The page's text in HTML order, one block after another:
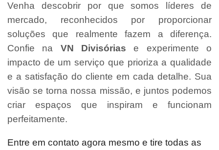
Venha descobrir por que somos líderes de
mercado, reconhecidos por proporcionar
soluções que realmente fazem a diferença.
Confie na VN Divisórias e experimente o
impacto de um serviço que prioriza a qualidade
e a satisfação do cliente em cada detalhe. Sua
visão se torna nossa missão, e juntos podemos
criar espaços que inspiram e funcionam
perfeitamente.
Entre em contato agora mesmo e tire todas as